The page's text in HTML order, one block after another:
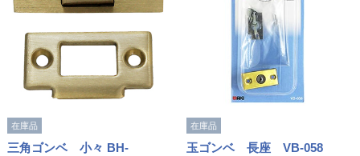
在庫品
三角ゴンベ 小々 BH-
在庫品
玉ゴンベ 長座 VB-058